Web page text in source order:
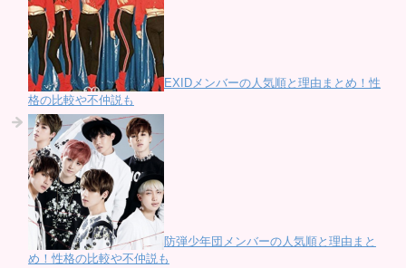
EXIDメンバーの人気順と理由まとめ！性
格の比較や不仲説も
防弾少年団メンバーの人気順と理由まと
め！性格の比較や不仲説も